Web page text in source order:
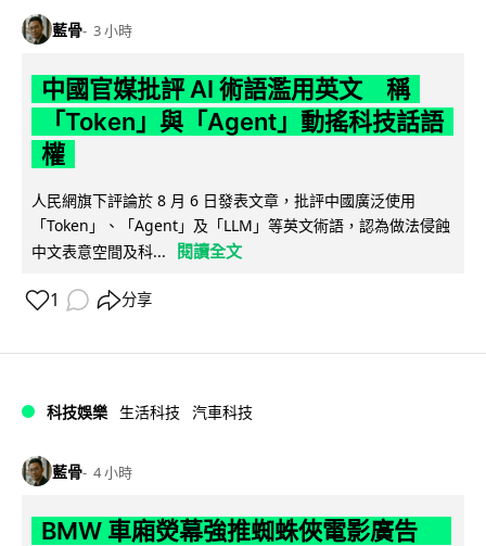
藍骨 3 小時
中國官媒批評 AI 術語濫用英文 稱
「Token」與「Agent」動搖科技話語
權
人民網旗下評論於 8 月 6 日發表文章，批評中國廣泛使用
「Token」、「Agent」及「LLM」等英文術語，認為做法侵蝕
中文表意空間及科...
閱讀全文
1 分享
科技娛樂 生活科技 汽車科技
藍骨 4 小時
BMW 車廂熒幕強推蜘蛛俠電影廣告